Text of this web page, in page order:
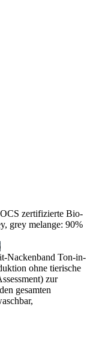
zertifizierte Bio-
grey melange: 90%
Nackenband Ton-in-
ohne tierische
zur
gesamten